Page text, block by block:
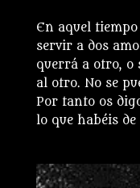
En aquel tiempo
servir a dos
querrá a otro, o
al otro. No se
Por tanto os
lo que habéis